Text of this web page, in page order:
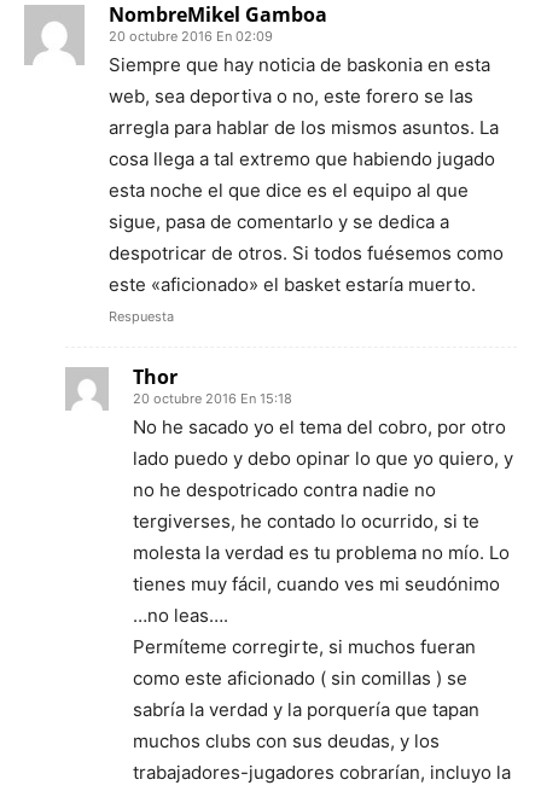
NombreMikel Gamboa
20 octubre 2016 En 02:09
Siempre que hay noticia de baskonia en esta
web, sea deportiva o no, este forero se las
arregla para hablar de los mismos asuntos. La
cosa llega a tal extremo que habiendo jugado
esta noche el que dice es el equipo al que
sigue, pasa de comentarlo y se dedica a
despotricar de otros. Si todos fuésemos como
este «aficionado» el basket estaría muerto.
Respuesta
Thor
20 octubre 2016 En 15:18
No he sacado yo el tema del cobro, por otro
lado puedo y debo opinar lo que yo quiero, y
no he despotricado contra nadie no
tergiverses, he contado lo ocurrido, si te
molesta la verdad es tu problema no mío. Lo
tienes muy fácil, cuando ves mi seudónimo
…no leas….
Permíteme corregirte, si muchos fueran
como este aficionado ( sin comillas ) se
sabría la verdad y la porquería que tapan
muchos clubs con sus deudas, y los
trabajadores-jugadores cobrarían, incluyo la